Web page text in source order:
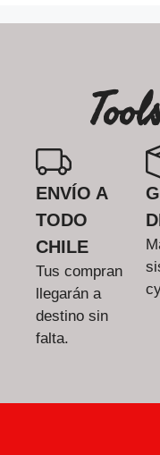
ENVÍO A
TODO
CHILE
Tus compran
llegarán a
destino sin
falta.